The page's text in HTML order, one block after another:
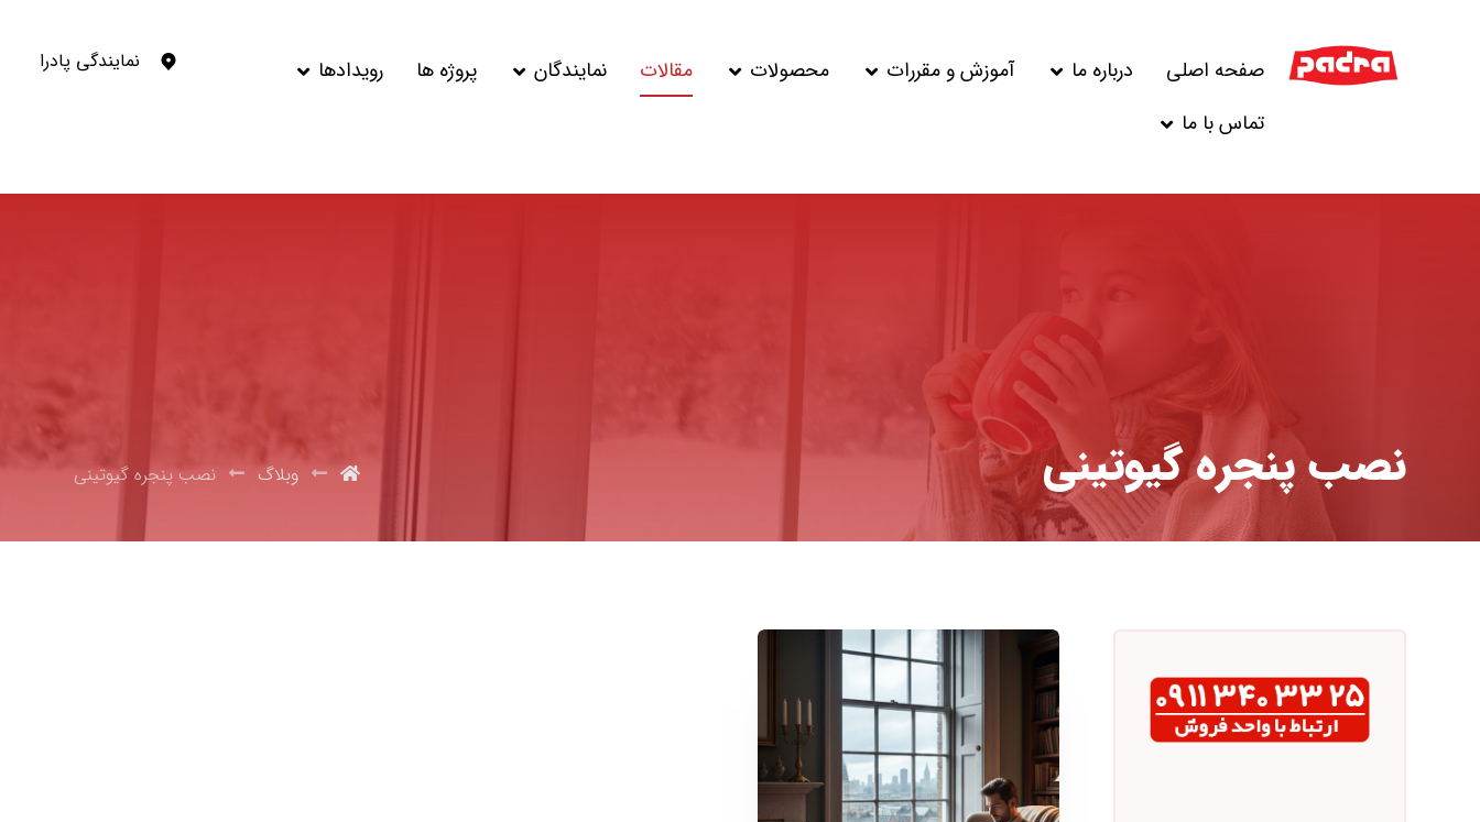
صفحه اصلی درباره ما آموزش و مقررات محصولات مقالات نمایندگان پروژه ها
رویدادها
تماس با ما
نمایندگی پادرا
نصب پنجره گیوتینی وبلاگ نصب پنجره گیوتینی